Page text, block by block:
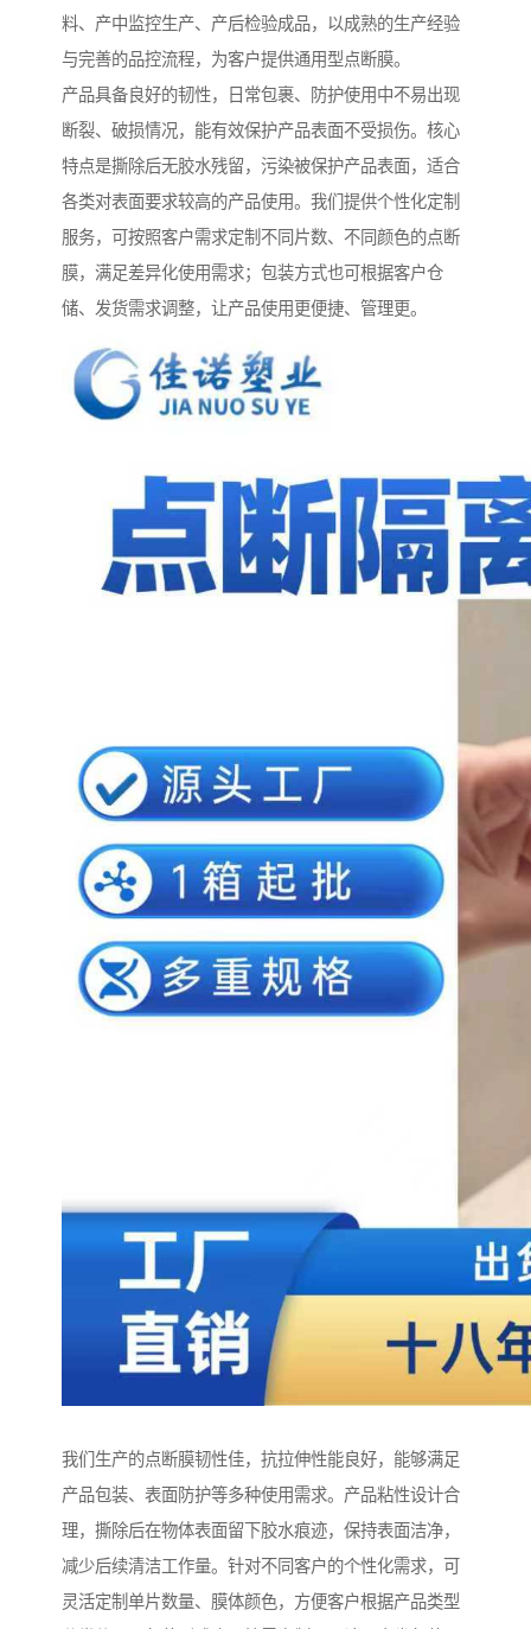
料、产中监控生产、产后检验成品，以成熟的生产经验
与完善的品控流程，为客户提供通用型点断膜。
产品具备良好的韧性，日常包裹、防护使用中不易出现
断裂、破损情况，能有效保护产品表面不受损伤。核心
特点是撕除后无胶水残留，污染被保护产品表面，适合
各类对表面要求较高的产品使用。我们提供个性化定制
服务，可按照客户需求定制不同片数、不同颜色的点断
膜，满足差异化使用需求；包装方式也可根据客户仓
储、发货需求调整，让产品使用更便捷、管理更。
我们生产的点断膜韧性佳，抗拉伸性能良好，能够满足
产品包装、表面防护等多种使用需求。产品粘性设计合
理，撕除后在物体表面留下胶水痕迹，保持表面洁净，
减少后续清洁工作量。针对不同客户的个性化需求，可
灵活定制单片数量、膜体颜色，方便客户根据产品类型